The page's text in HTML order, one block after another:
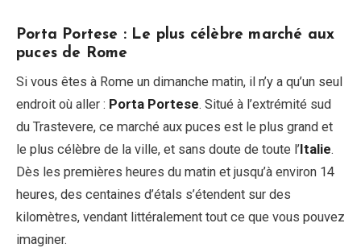
Porta Portese : Le plus célèbre marché aux
puces de Rome
Si vous êtes à Rome un dimanche matin, il n’y a qu’un seul
endroit où aller : Porta Portese. Situé à l’extrémité sud
du Trastevere, ce marché aux puces est le plus grand et
le plus célèbre de la ville, et sans doute de toute l’Italie.
Dès les premières heures du matin et jusqu’à environ 14
heures, des centaines d’étals s’étendent sur des
kilomètres, vendant littéralement tout ce que vous pouvez
imaginer.